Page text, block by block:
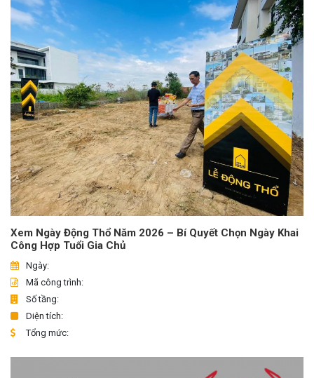
Xem Ngày Động Thổ Năm 2026 – Bí Quyết Chọn Ngày Khai
Công Hợp Tuổi Gia Chủ
Ngày:
Mã công trình:
Số tầng:
Diện tích:
Tổng mức: